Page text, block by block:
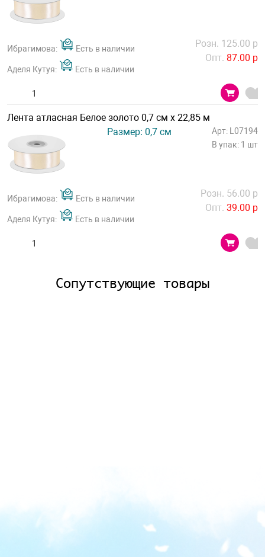
Ибрагимова: Есть в наличии
Аделя Кутуя: Есть в наличии
Розн. 125.00 р
Опт. 87.00 р
Лента атласная Белое золото 0,7 см х 22,85 м
Размер: 0,7 см
Арт: L07194
В упак: 1 шт
Ибрагимова: Есть в наличии
Аделя Кутуя: Есть в наличии
Розн. 56.00 р
Опт. 39.00 р
Сопутствующие товары